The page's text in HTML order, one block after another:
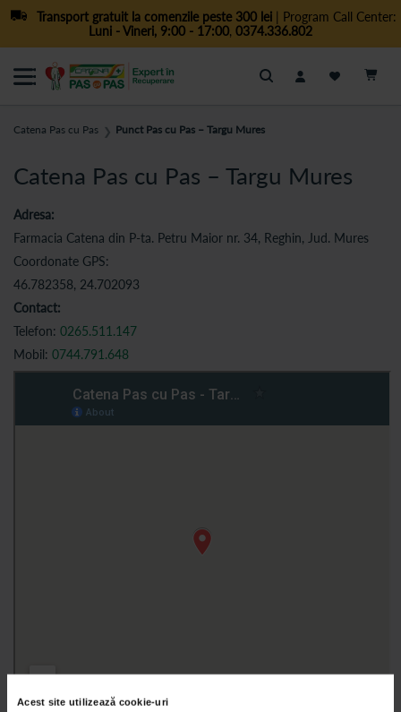
Acest site utilizează cookie-uri
Transport gratuit la comenzile peste 300 lei| Program Call Center:
Luni - Vineri, 9:00 - 17:00, 0374.336.802
Cautare
Catena Pas cu Pas ❯ Punct Pas cu Pas – Targu Mures
Catena Pas cu Pas – Targu Mures
Adresa:
Farmacia Catena din P-ta. Petru Maior nr. 34, Reghin, Jud. Mures
Coordonate GPS:
46.782358, 24.702093
Contact:
Telefon: 0265.511.147
Mobil: 0744.791.648